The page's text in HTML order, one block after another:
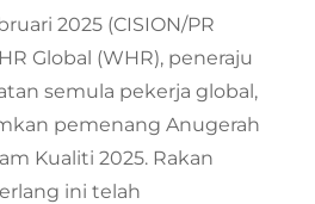
2025 (CISION/PR
Global (WHR), peneraju
semula pekerja global,
pemenang Anugerah
Kualiti 2025. Rakan
ini telah